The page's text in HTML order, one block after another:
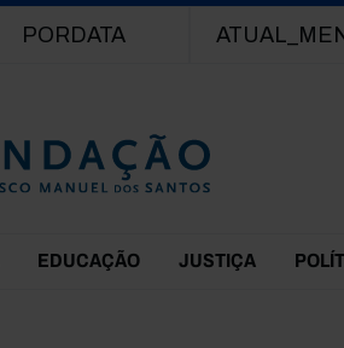
PORDATA
EDUCAÇÃO JUSTIÇA